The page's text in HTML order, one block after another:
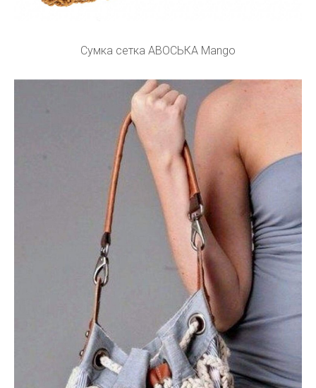
Сумка сетка АВОСЬКА Mango